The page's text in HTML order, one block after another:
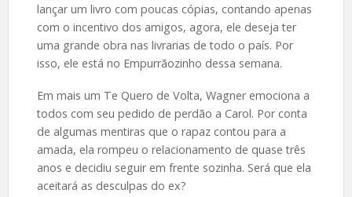
lançar um livro com poucas cópias, contando apenas
com o incentivo dos amigos, agora, ele deseja ter
uma grande obra nas livrarias de todo o país. Por
isso, ele está no Empurrãozinho dessa semana.
Em mais um Te Quero de Volta, Wagner emociona a
todos com seu pedido de perdão a Carol. Por conta
de algumas mentiras que o rapaz contou para a
amada, ela rompeu o relacionamento de quase três
anos e decidiu seguir em frente sozinha. Será que ela
aceitará as desculpas do ex?